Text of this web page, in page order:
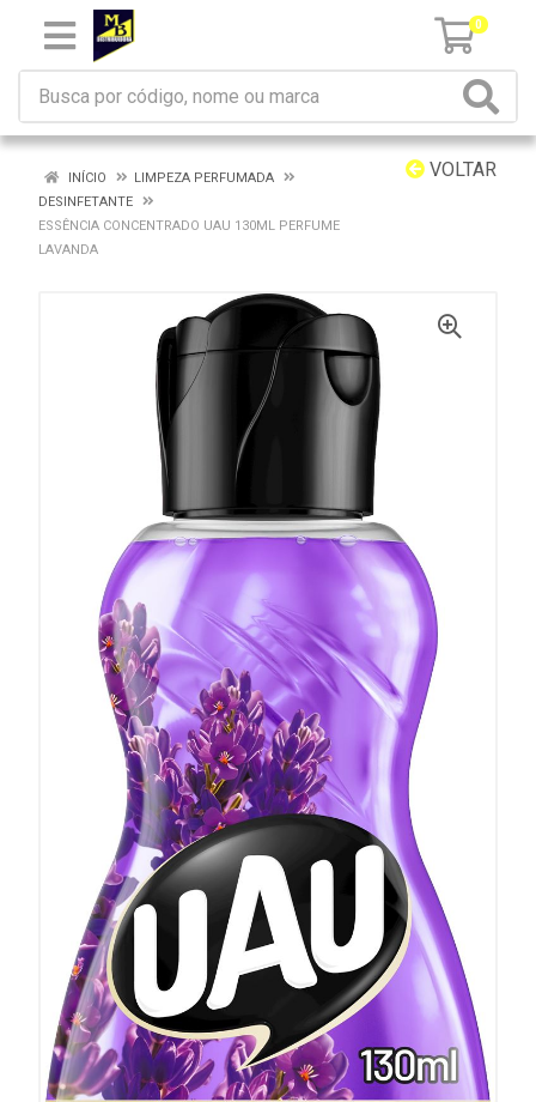
0
VOLTAR
INÍCIO
LIMPEZA PERFUMADA
DESINFETANTE
ESSÊNCIA CONCENTRADO UAU 130ML PERFUME
LAVANDA